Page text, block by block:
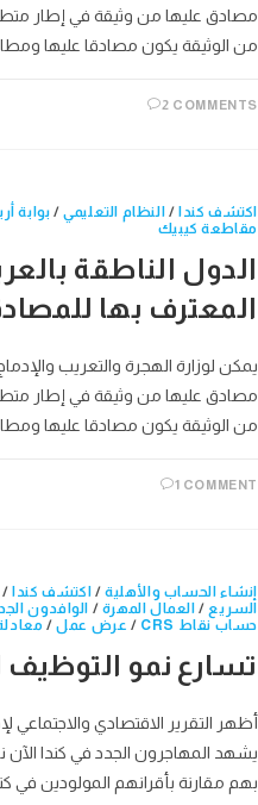
مصادق عليها من وثيقة في إطار
من الوثيقة يكون مصادقا عليها
2 COMMENTS
اكتشف كندا / النظام التعليمي/ بوابة
مقاطعة كيبيك
الدول الناطقة
المعترف بها
مصادق عليها من وثيقة في إطار
من الوثيقة يكون مصادقا عليها
1 COMMENT
إنشاء الحساب والأهلية / اكتشف كندا /
السريع / العمال المهرة / الوافدون
حساب نقاط CRS
/ عرض عمل/
تسارع نمو التوظيف
أظهر التقرير الاقتصادي والاجتماعي
يشهد المهاجرون الجدد في كندا
بهم مقارنة بأقرانهم المولودين في